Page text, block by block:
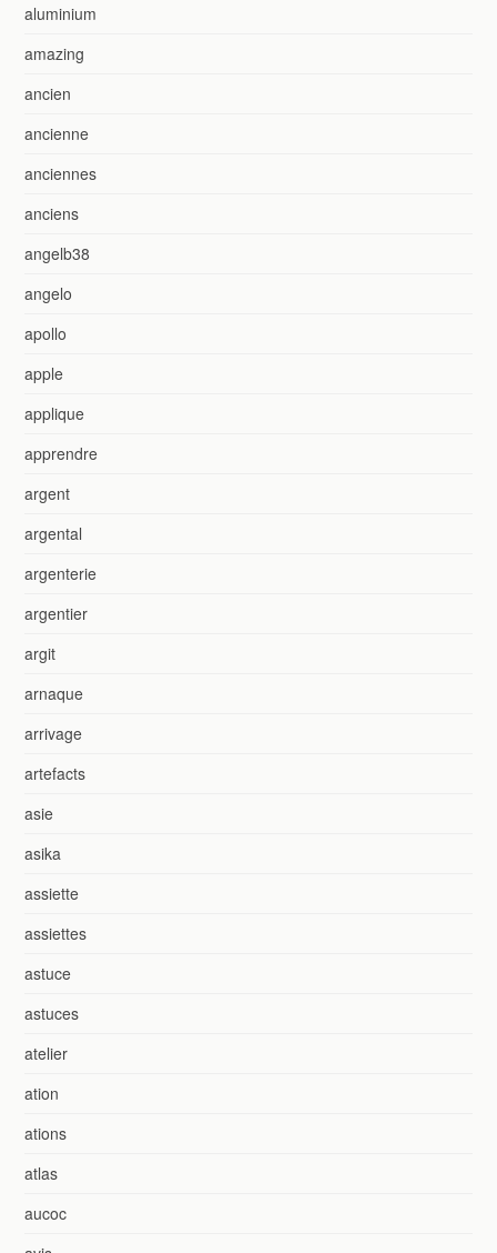
aluminium
amazing
ancien
ancienne
anciennes
anciens
angelb38
angelo
apollo
apple
applique
apprendre
argent
argental
argenterie
argentier
argit
arnaque
arrivage
artefacts
asie
asika
assiette
assiettes
astuce
astuces
atelier
ation
ations
atlas
aucoc